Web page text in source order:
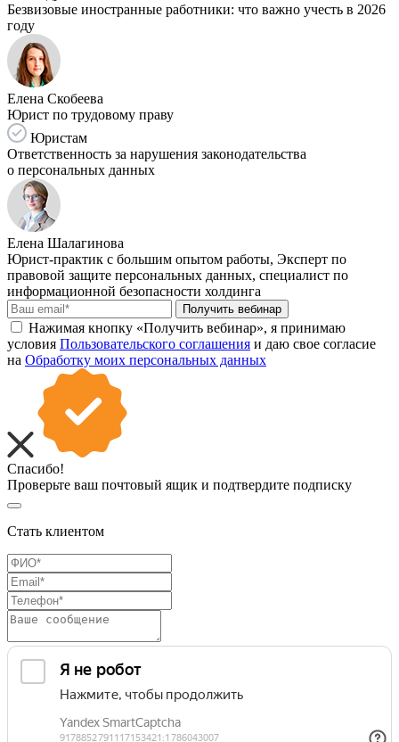
Безвизовые иностранные работники: что важно учесть в 2026
году
Елена Скобеева
Юрист по трудовому праву
Юристам
Ответственность за нарушения законодательства
о персональных данных
Елена Шалагинова
Юрист-практик с большим опытом работы, Эксперт по
правовой защите персональных данных, специалист по
информационной безопасности холдинга
Получить вебинар
Нажимая кнопку «Получить вебинар», я принимаю
условия Пользовательского соглашения и даю свое согласие
на Обработку моих персональных данных
Спасибо!
Проверьте ваш почтовый ящик и подтвердите подписку
Стать клиентом